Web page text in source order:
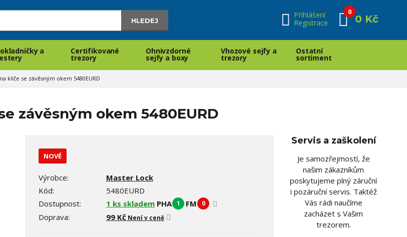
HLEDEJ
Přihlášení
Registrace
0
0 Kč
a Certifikované
trezory
Ohnivzdorné
sejfy a boxy
Vhozové sejfy a
trezory
Ostatní
sortiment
klíče se závěsným okem 5480EURD
závěsným okem 5480EURD
NOVÉ
Výrobce:
Master Lock
Kód:
5480EURD
Dostupnost:
1 ks skladem PHA 1 FM 0
Doprava: 99 Kč Není v ceně
Servis a zaškolení
Je samozřejmostí, že
našim zákazníkům
poskytujeme plný záruční
i pozáruční servis. Taktéž
Vás rádi naučíme
zacházet s Vašim
trezorem.